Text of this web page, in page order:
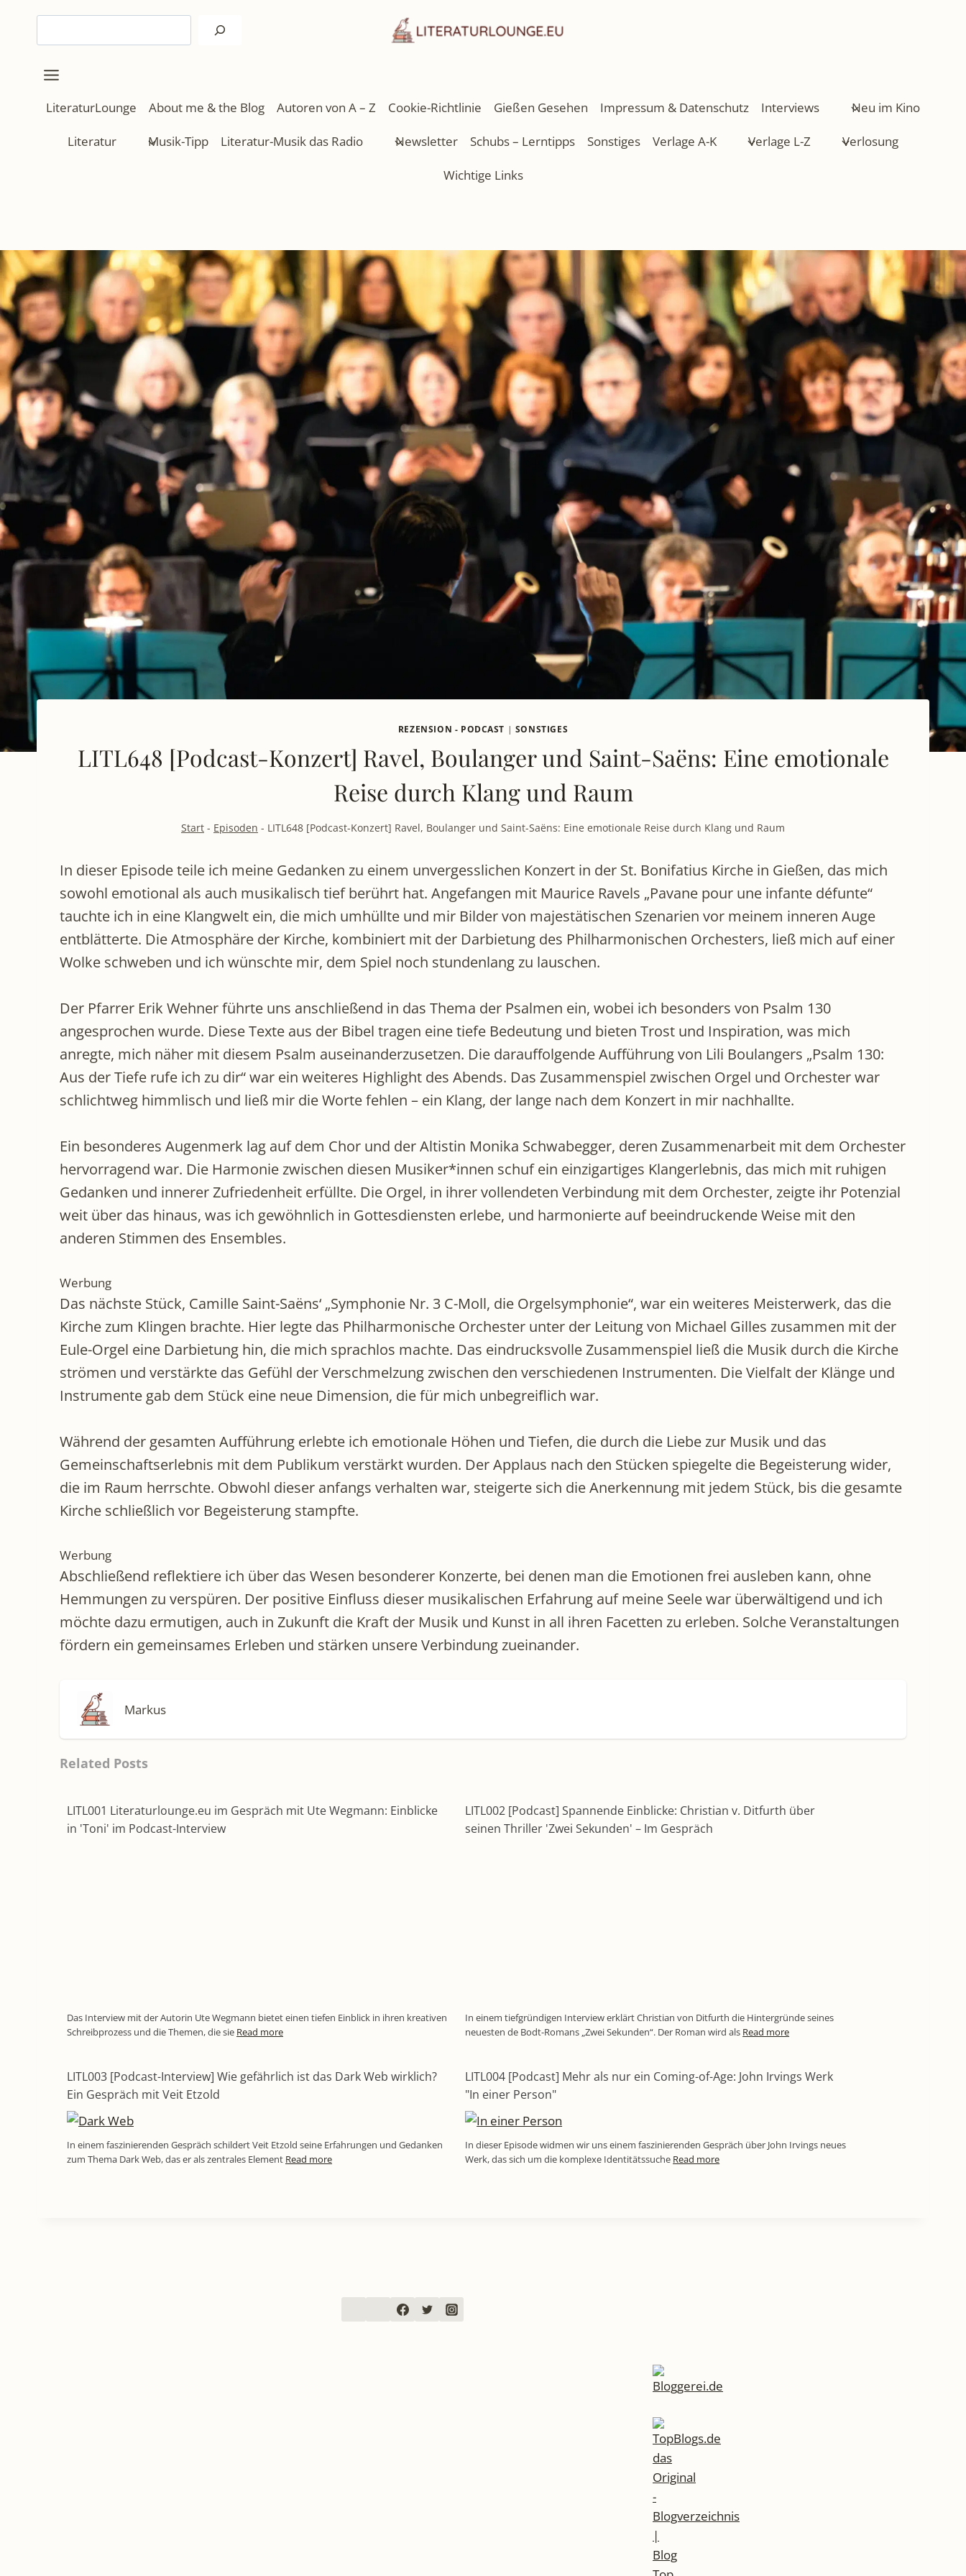
springen
LiteraturLounge About me & the Blog Autoren von A – Z Cookie-Richtlinie Gießen Gesehen Impressum & Datenschutz Interviews Neu im Kino
Literatur Musik-Tipp Literatur-Musik das Radio Newsletter Schubs – Lerntipps Sonstiges Verlage A-K Verlage L-Z Verlosung
Wichtige Links
REZENSION - PODCAST | SONSTIGES
LITL648 [Podcast-Konzert] Ravel, Boulanger und Saint-Saëns: Eine emotionale
Reise durch Klang und Raum
Start - Episoden - LITL648 [Podcast-Konzert] Ravel, Boulanger und Saint-Saëns: Eine emotionale Reise durch Klang und Raum
In dieser Episode teile ich meine Gedanken zu einem unvergesslichen Konzert in der St. Bonifatius Kirche in Gießen, das mich
sowohl emotional als auch musikalisch tief berührt hat. Angefangen mit Maurice Ravels „Pavane pour une infante défunte“
tauchte ich in eine Klangwelt ein, die mich umhüllte und mir Bilder von majestätischen Szenarien vor meinem inneren Auge
entblätterte. Die Atmosphäre der Kirche, kombiniert mit der Darbietung des Philharmonischen Orchesters, ließ mich auf einer
Wolke schweben und ich wünschte mir, dem Spiel noch stundenlang zu lauschen.
Der Pfarrer Erik Wehner führte uns anschließend in das Thema der Psalmen ein, wobei ich besonders von Psalm 130
angesprochen wurde. Diese Texte aus der Bibel tragen eine tiefe Bedeutung und bieten Trost und Inspiration, was mich
anregte, mich näher mit diesem Psalm auseinanderzusetzen. Die darauffolgende Aufführung von Lili Boulangers „Psalm 130:
Aus der Tiefe rufe ich zu dir“ war ein weiteres Highlight des Abends. Das Zusammenspiel zwischen Orgel und Orchester war
schlichtweg himmlisch und ließ mir die Worte fehlen – ein Klang, der lange nach dem Konzert in mir nachhallte.
Ein besonderes Augenmerk lag auf dem Chor und der Altistin Monika Schwabegger, deren Zusammenarbeit mit dem Orchester
hervorragend war. Die Harmonie zwischen diesen Musiker*innen schuf ein einzigartiges Klangerlebnis, das mich mit ruhigen
Gedanken und innerer Zufriedenheit erfüllte. Die Orgel, in ihrer vollendeten Verbindung mit dem Orchester, zeigte ihr Potenzial
weit über das hinaus, was ich gewöhnlich in Gottesdiensten erlebe, und harmonierte auf beeindruckende Weise mit den
anderen Stimmen des Ensembles.
Werbung
Das nächste Stück, Camille Saint-Saëns‘ „Symphonie Nr. 3 C-Moll, die Orgelsymphonie“, war ein weiteres Meisterwerk, das die
Kirche zum Klingen brachte. Hier legte das Philharmonische Orchester unter der Leitung von Michael Gilles zusammen mit der
Eule-Orgel eine Darbietung hin, die mich sprachlos machte. Das eindrucksvolle Zusammenspiel ließ die Musik durch die Kirche
strömen und verstärkte das Gefühl der Verschmelzung zwischen den verschiedenen Instrumenten. Die Vielfalt der Klänge und
Instrumente gab dem Stück eine neue Dimension, die für mich unbegreiflich war.
Während der gesamten Aufführung erlebte ich emotionale Höhen und Tiefen, die durch die Liebe zur Musik und das
Gemeinschaftserlebnis mit dem Publikum verstärkt wurden. Der Applaus nach den Stücken spiegelte die Begeisterung wider,
die im Raum herrschte. Obwohl dieser anfangs verhalten war, steigerte sich die Anerkennung mit jedem Stück, bis die gesamte
Kirche schließlich vor Begeisterung stampfte.
Werbung
Abschließend reflektiere ich über das Wesen besonderer Konzerte, bei denen man die Emotionen frei ausleben kann, ohne
Hemmungen zu verspüren. Der positive Einfluss dieser musikalischen Erfahrung auf meine Seele war überwältigend und ich
möchte dazu ermutigen, auch in Zukunft die Kraft der Musik und Kunst in all ihren Facetten zu erleben. Solche Veranstaltungen
fördern ein gemeinsames Erleben und stärken unsere Verbindung zueinander.
Markus
Related Posts
LITL001 Literaturlounge.eu im Gespräch mit Ute Wegmann: Einblicke
in 'Toni' im Podcast-Interview
Das Interview mit der Autorin Ute Wegmann bietet einen tiefen Einblick in ihren kreativen
Schreibprozess und die Themen, die sie Read more
LITL002 [Podcast] Spannende Einblicke: Christian v. Ditfurth über
seinen Thriller 'Zwei Sekunden' – Im Gespräch
In einem tiefgründigen Interview erklärt Christian von Ditfurth die Hintergründe seines
neuesten de Bodt-Romans „Zwei Sekunden“. Der Roman wird als Read more
LITL003 [Podcast-Interview] Wie gefährlich ist das Dark Web wirklich?
Ein Gespräch mit Veit Etzold
In einem faszinierenden Gespräch schildert Veit Etzold seine Erfahrungen und Gedanken
zum Thema Dark Web, das er als zentrales Element Read more
LITL004 [Podcast] Mehr als nur ein Coming-of-Age: John Irvings Werk
"In einer Person"
In dieser Episode widmen wir uns einem faszinierenden Gespräch über John Irvings neues
Werk, das sich um die komplexe Identitätssuche Read more